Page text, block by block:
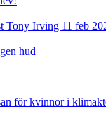
Tony Irving 11 feb
hud
för kvinnor i